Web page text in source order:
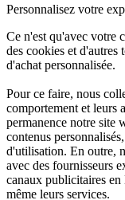
Personnalisez votre
Ce n'est qu'avec votre
des cookies et
d'achat personnalisée.
Pour ce faire, nous
comportement et leurs
permanence notre site
contenus
d'utilisation. En outre,
avec des fournisseurs
canaux publicitaires
même leurs services.